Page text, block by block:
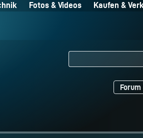
Fotos & Videos Kaufen &